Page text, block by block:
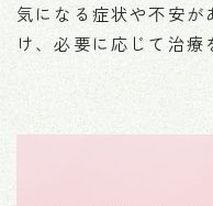
気になる症状や不安
け、必要に応じて治療